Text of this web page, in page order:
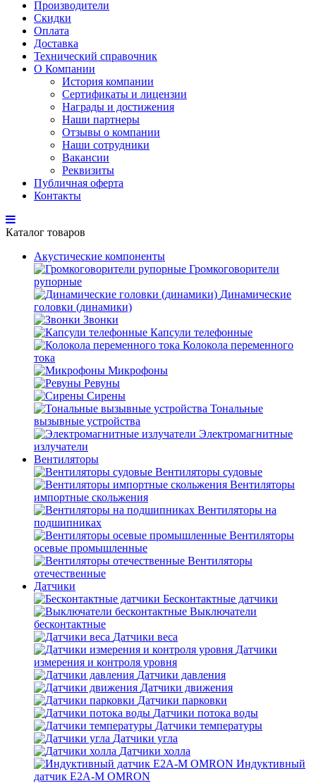
Производители
Скидки
Оплата
Доставка
Технический справочник
О Компании
История компании
Сертификаты и лицензии
Награды и достижения
Наши партнеры
Отзывы о компании
Наши сотрудники
Вакансии
Реквизиты
Публичная оферта
Контакты
Каталог товаров
Акустические компоненты
Громкоговорители
рупорные
Динамические
головки (динамики)
Звонки
Капсули телефонные
Колокола переменного
тока
Микрофоны
Ревуны
Сирены
Тональные
вызывные устройства
Электромагнитные
излучатели
Вентиляторы
Вентиляторы судовые
Вентиляторы
импортные скольжения
Вентиляторы на
подшипниках
Вентиляторы
осевые промышленные
Вентиляторы
отечественные
Датчики
Бесконтактные датчики
Выключатели
бесконтактные
Датчики веса
Датчики
измерения и контроля уровня
Датчики давления
Датчики движения
Датчики парковки
Датчики потока воды
Датчики температуры
Датчики угла
Датчики холла
Индуктивный
датчик E2A-M OMRON